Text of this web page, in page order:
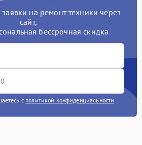
на ремонт техники через
сайт,
бессрочная скидка
с политикой конфиденциальности